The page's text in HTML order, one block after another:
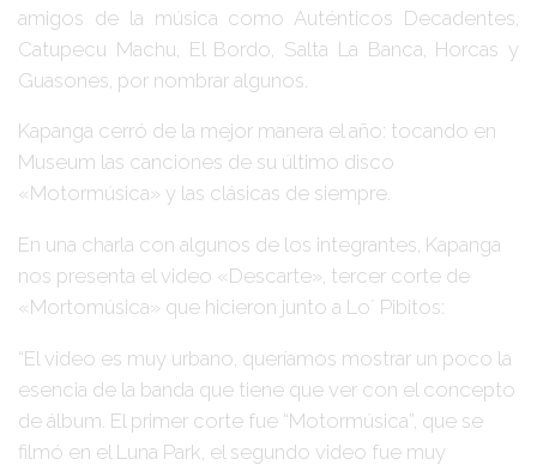
amigos de la música como Auténticos Decadentes,
Catupecu Machu, El Bordo, Salta La Banca, Horcas y
Guasones , por nombrar algunos.
Kapanga cerró de la mejor manera el año: tocando en
Museum las canciones de su último disco
«Motormúsica» y las clásicas de siempre.
En una charla con algunos de los integrantes, Kapanga
nos presenta el video «Descarte», tercer corte de
«Mortomúsica» que hicieron junto a Lo´ Pibitos:
“El video es muy urbano, queríamos mostrar un poco la
esencia de la banda que tiene que ver con el concepto
de álbum. El primer corte fue “Motormúsica”, que se
filmó en el Luna Park, el segundo video fue muy